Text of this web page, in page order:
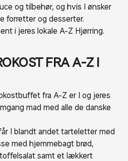
og tilbehør, og hvis I ønsker
forretter og desserter.
i jeres lokale A-Z Hjørring.
FRA A-Z I
fra A-Z er I og jeres
mad med alle de danske
I blandt andet tarteletter med
med hjemmebagt brød,
samt et lækkert